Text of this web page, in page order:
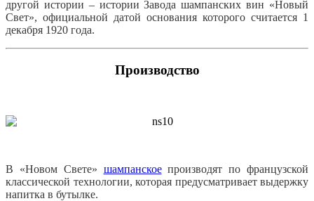
другой истории – истории Завода шампанских вин «Новый
Свет», официальной датой основания которого считается 1
декабря 1920 года.
Производство
В «Новом Свете» шампанское производят по французской
классической технологии, которая предусматривает выдержку
напитка в бутылке.